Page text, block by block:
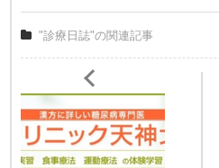
"診療日誌"の関連記事